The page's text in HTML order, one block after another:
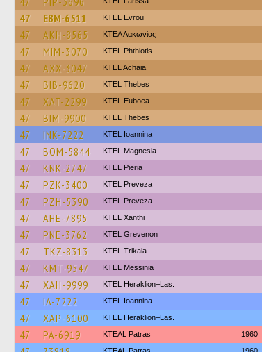
47 EBM-6511 KTEL Evrou
47 AKH-8565 ΚΤΕΛ Λακωνίας
47 MIM-3070 ΚΤΕL Phthiotis
47 AXX-3047 KTEL Achaia
47 BIB-9620 KTEL Thebes
47 XAT-2299 ΚΤΕL Euboea
47 BIM-9900 KTEL Thebes
47 INK-7222 KTEL Ioannina
47 BOM-5844 ΚΤΕL Magnesia
47 KNK-2747 KTEL Pieria
47 PZK-3400 KTEL Preveza
47 PZH-5390 KTEL Preveza
47 AHE-7895 KTEL Xanthi
47 PNE-3762 ΚΤΕL Grevenon
47 TKZ-8313 ΚΤΕL Τrikala
47 KMT-9547 KTEL Messinia
47 XAH-9999 KTEL Heraklion–Las.
47 IA-7222 KTEL Ioannina
47 XAP-6100 KTEL Heraklion–Las.
47 PA-6919 KTEAL Patras 1960